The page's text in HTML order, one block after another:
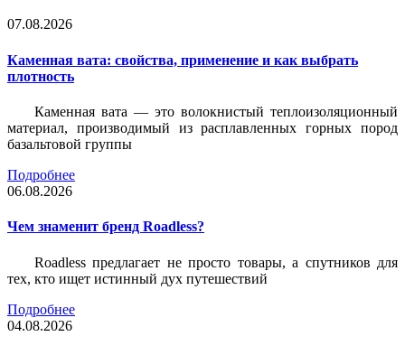
07.08.2026
Каменная вата: свойства, применение и как выбрать
плотность
Каменная вата — это волокнистый теплоизоляционный
материал, производимый из расплавленных горных пород
базальтовой группы
Подробнее
06.08.2026
Чем знаменит бренд Roadless?
Roadless предлагает не просто товары, а спутников для
тех, кто ищет истинный дух путешествий
Подробнее
04.08.2026